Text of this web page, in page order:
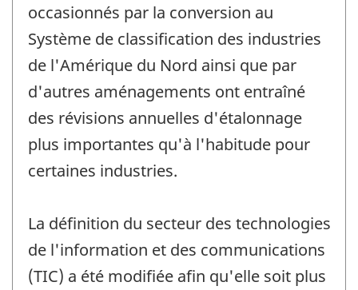
occasionnés par la conversion au
Système de classification des industries
de l'Amérique du Nord ainsi que par
d'autres aménagements ont entraîné
des révisions annuelles d'étalonnage
plus importantes qu'à l'habitude pour
certaines industries.
La définition du secteur des technologies
de l'information et des communications
(TIC) a été modifiée afin qu'elle soit plus